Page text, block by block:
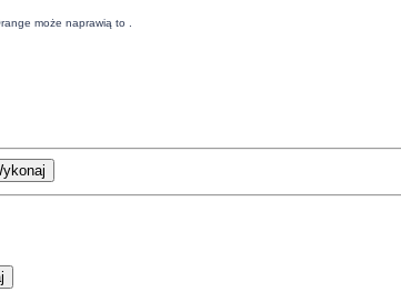
może naprawią to .